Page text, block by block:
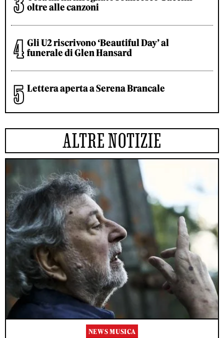
oltre alle canzoni
Gli U2 riscrivono ‘Beautiful Day’ al
funerale di Glen Hansard
Lettera aperta a Serena Brancale
ALTRE NOTIZIE
NEWS MUSICA